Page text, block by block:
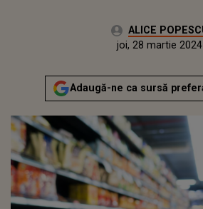
Autor:ALICE
Actualizat:
joi, 28 martie 2024
Adaugă-ne ca sursă